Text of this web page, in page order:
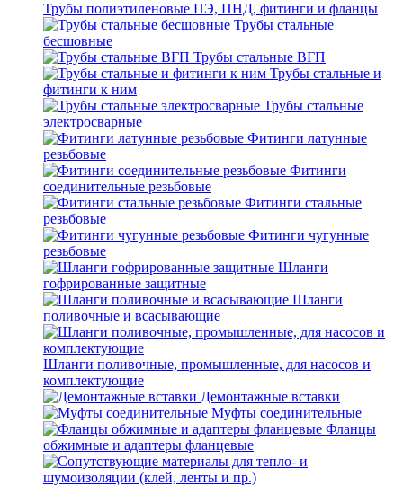
Трубы полиэтиленовые ПЭ, ПНД, фитинги и фланцы
Трубы стальные
бесшовные
Трубы стальные ВГП
Трубы стальные и
фитинги к ним
Трубы стальные
электросварные
Фитинги латунные
резьбовые
Фитинги
соединительные резьбовые
Фитинги стальные
резьбовые
Фитинги чугунные
резьбовые
Шланги
гофрированные защитные
Шланги
поливочные и всасывающие
Шланги поливочные, промышленные, для насосов и
комплектующие
Демонтажные вставки
Муфты соединительные
Фланцы
обжимные и адаптеры фланцевые